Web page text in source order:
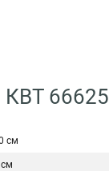
КВТ 66625
см